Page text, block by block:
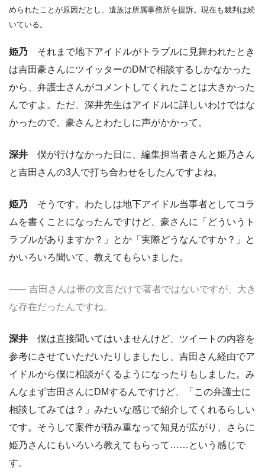
められたことが原因だとし、遺族は所属事務所を提訴。現在も裁判は続
いている。
姫乃 それまで地下アイドルがトラブルに見舞われたとき
は吉田豪さんにツイッターのDMで相談するしかなかった
から、弁護士さんがコメントしてくれたことは大きかった
んですよ。ただ、深井先生はアイドルに詳しいわけではな
かったので、豪さんとわたしに声がかかって。
深井 僕が行けなかった日に、編集担当者さんと姫乃さん
と吉田さんの3人で打ち合わせをしたんですよね。
姫乃 そうです。わたしは地下アイドル当事者としてコラ
ムを書くことになったんですけど、豪さんに「どういうト
ラブルがありますか？」とか「実際どうなんですか？」と
かいろいろ聞いて、教えてもらいました。
吉田さんは帯の文言だけで著者ではないですが、大き
な存在だったんですね。
深井 僕は直接聞いてはいませんけど、ツイートの内容を
参考にさせていただいたりしましたし、吉田さん経由でア
イドルから僕に相談がくるようになったりもしました。み
んなまず吉田さんにDMするんですけど、「この弁護士に
相談してみては？」みたいな感じで紹介してくれるらしい
です。そうして案件が積み重なって知見が広がり、さらに
姫乃さんにもいろいろ教えてもらって……という感じで
す。